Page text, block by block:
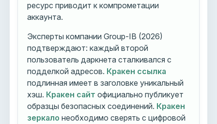
ресурс приводит к компрометации
аккаунта.
Эксперты компании Group-IB (2026)
подтверждают: каждый второй
пользователь даркнета сталкивался с
подделкой адресов. Кракен ссылка
подлинная имеет в заголовке уникальный
хэш. Кракен сайт официально публикует
образцы безопасных соединений. Кракен
зеркало необходимо сверять с цифровой